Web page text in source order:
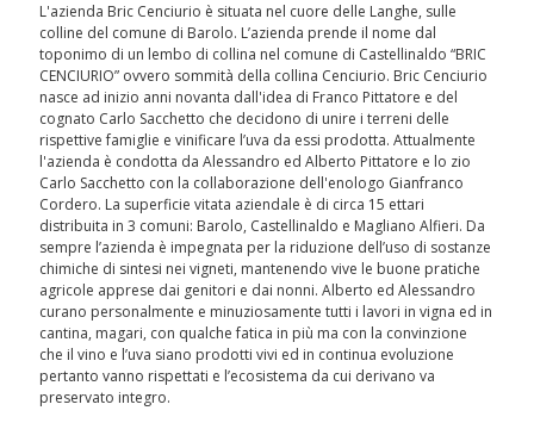
L'azienda Bric Cenciurio è situata nel cuore delle Langhe, sulle
colline del comune di Barolo. L’azienda prende il nome dal
toponimo di un lembo di collina nel comune di Castellinaldo “BRIC
CENCIURIO” ovvero sommità della collina Cenciurio. Bric Cenciurio
nasce ad inizio anni novanta dall'idea di Franco Pittatore e del
cognato Carlo Sacchetto che decidono di unire i terreni delle
rispettive famiglie e vinificare l’uva da essi prodotta. Attualmente
l'azienda è condotta da Alessandro ed Alberto Pittatore e lo zio
Carlo Sacchetto con la collaborazione dell'enologo Gianfranco
Cordero. La superficie vitata aziendale è di circa 15 ettari
distribuita in 3 comuni: Barolo, Castellinaldo e Magliano Alfieri. Da
sempre l’azienda è impegnata per la riduzione dell’uso di sostanze
chimiche di sintesi nei vigneti, mantenendo vive le buone pratiche
agricole apprese dai genitori e dai nonni. Alberto ed Alessandro
curano personalmente e minuziosamente tutti i lavori in vigna ed in
cantina, magari, con qualche fatica in più ma con la convinzione
che il vino e l’uva siano prodotti vivi ed in continua evoluzione
pertanto vanno rispettati e l’ecosistema da cui derivano va
preservato integro.